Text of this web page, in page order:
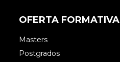
OFERTA FORMATIVA
Masters
Postgrados